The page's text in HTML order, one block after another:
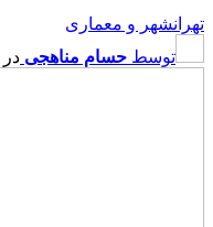
تهرانشهر و معماری
توسط حسام مناهجی در